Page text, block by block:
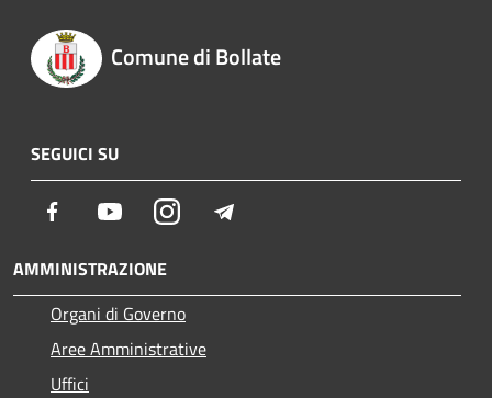
Comune di Bollate
SEGUICI SU
Facebook YoutubeInstagram
AMMINISTRAZIONE
Organi di Governo
Aree Amministrative
Uffici